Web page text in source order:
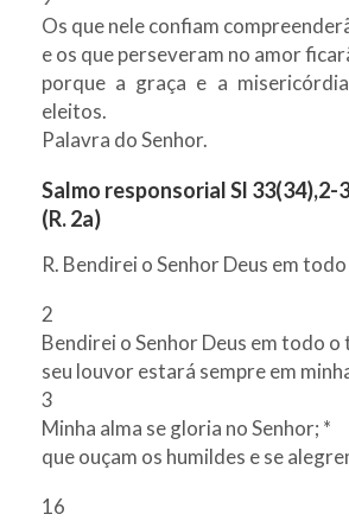
Os que nele confiam
e os que perseveram no amor
porque a graça e a
eleitos.
Palavra do Senhor.
Salmo responsorial Sl 33(34),2-
(R. 2a)
R. Bendirei o Senhor Deus em
2
Bendirei o Senhor Deus em todo o
seu louvor estará sempre em
3
Minha alma se gloria no Senhor; *
que ouçam os humildes e se
16